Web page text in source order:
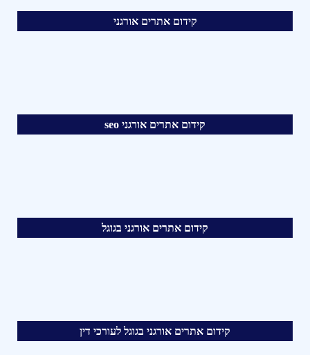
קידום אתרים אורגני
קידום אתרים אורגני seo
קידום אתרים אורגני בגוגל
קידום אתרים אורגני בגוגל לעורכי דין